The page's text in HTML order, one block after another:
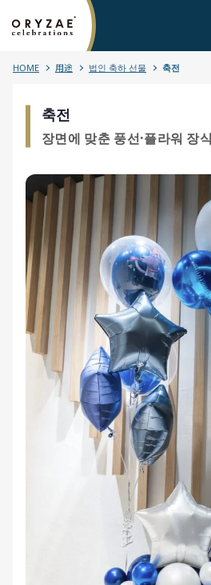
HOME 用途 법인 축하 선물 축전
축전
장면에 맞춘 풍선·플라워 장